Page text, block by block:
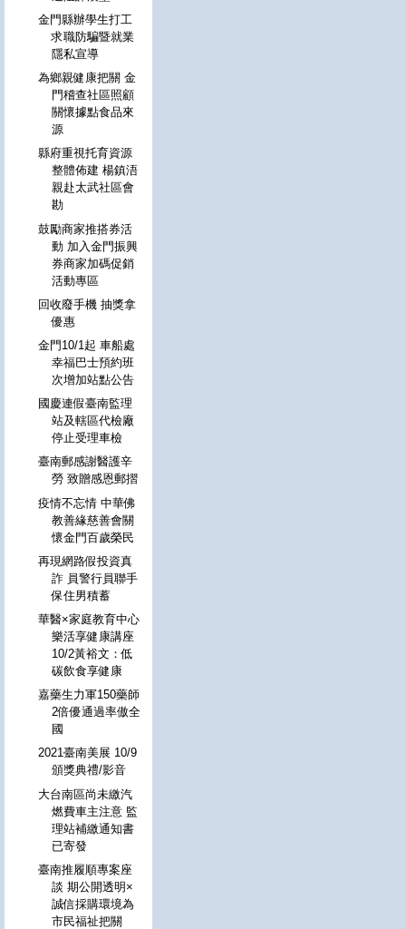
金門縣辦學生打工
求職防騙暨就業
隱私宣導
為鄉親健康把關 金
門稽查社區照顧
關懷據點食品來
源
縣府重視托育資源
整體佈建 楊鎮浯
親赴太武社區會
勘
鼓勵商家推搭券活
動 加入金門振興
券商家加碼促銷
活動專區
回收廢手機 抽獎拿
優惠
金門10/1起 車船處
幸福巴士預約班
次增加站點公告
國慶連假臺南監理
站及轄區代檢廠
停止受理車檢
臺南郵感謝醫護辛
勞 致贈感恩郵摺
疫情不忘情 中華佛
教善緣慈善會關
懷金門百歲榮民
再現網路假投資真
詐 員警行員聯手
保住男積蓄
華醫×家庭教育中心
樂活享健康講座
10/2黃裕文：低
碳飲食享健康
嘉藥生力軍150藥師
2倍優通過率傲全
國
2021臺南美展 10/9
頒獎典禮/影音
大台南區尚未繳汽
燃費車主注意 監
理站補繳通知書
已寄發
臺南推履順專案座
談 期公開透明×
誠信採購環境為
市民福祉把關